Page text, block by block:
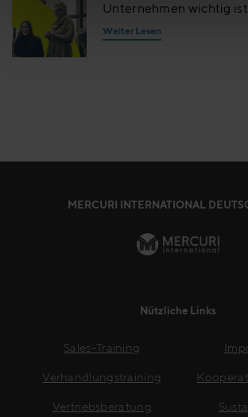
Unternehmen wichtig
Weiter Lesen
MERCURI INTERNATIONAL
Nützliche Links
Sales-Training
Verhandlungstraining
Vertriebsberatung